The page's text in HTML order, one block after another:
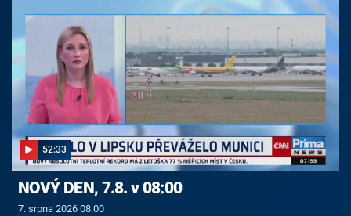
52:33
NOVÝ DEN, 7.8. v 08:00
7. srpna 2026 08:00